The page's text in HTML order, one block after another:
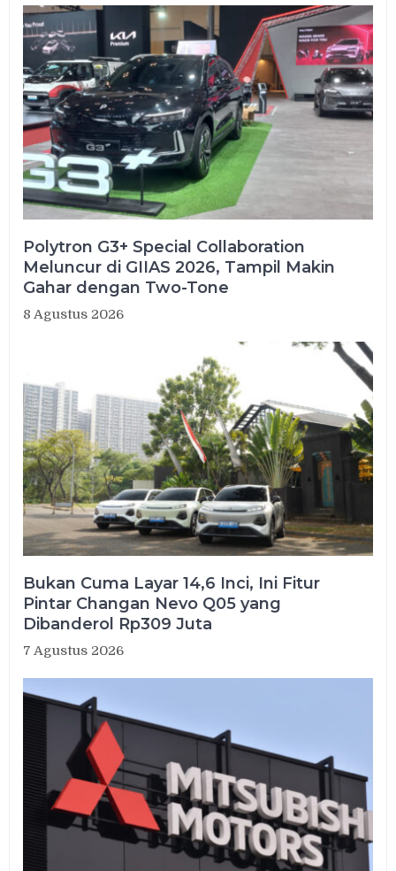
Polytron G3+ Special Collaboration
Meluncur di GIIAS 2026, Tampil Makin
Gahar dengan Two-Tone
8 Agustus 2026
Bukan Cuma Layar 14,6 Inci, Ini Fitur
Pintar Changan Nevo Q05 yang
Dibanderol Rp309 Juta
7 Agustus 2026